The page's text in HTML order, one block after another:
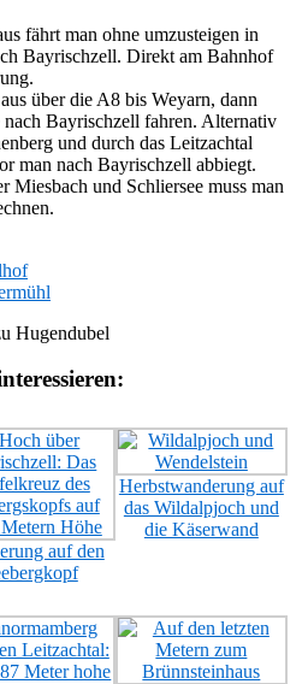
fährt man ohne umzusteigen in
Bayrischzell. Direkt am Bahnhof
über die A8 bis Weyarn, dann
Bayrischzell fahren. Alternativ
und durch das Leitzachtal
man nach Bayrischzell abbiegt.
Miesbach und Schliersee muss man
Hugendubel
auf den
Herbstwanderung auf
das Wildalpjoch und
die Käserwand